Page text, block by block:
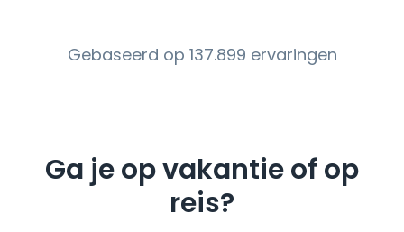
Gebaseerd op 137.899 ervaringen
Ga je op vakantie of op
reis?